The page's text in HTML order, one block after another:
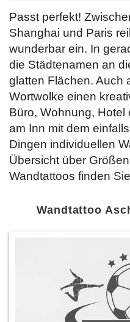
Passt perfekt!
Shanghai und Paris
wunderbar ein. In
die Städtenamen an
glatten Flächen. Auch
Wortwolke einen
Büro, Wohnung,
am Inn mit dem
Dingen individuellen
Übersicht über
Wandtattoos finden Sie
Wandtattoo